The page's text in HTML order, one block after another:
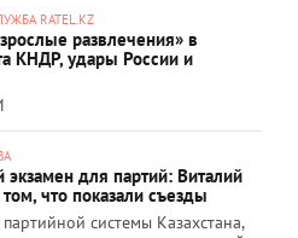
RATEL.KZ
развлечения» в
КНДР, удары России и
для партий: Виталий
что показали съезды
системы Казахстана,